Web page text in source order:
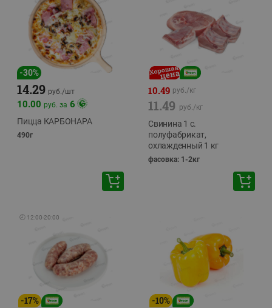
-30%
14.29 руб./шт
10.00 руб. за 6
Пицца КАРБОНАРА
490г
10.49 руб./кг
11.49 руб./кг
Свинина 1 с.
полуфабрикат,
охлажденный 1 кг
фасовка: 1-2кг
🕘 12:00-20:00
-17% -10%